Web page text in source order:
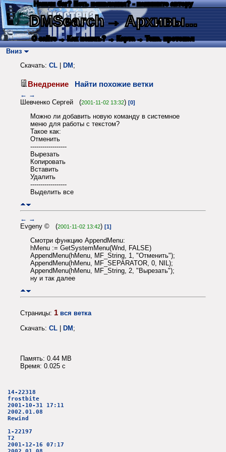
Нашли баг? Есть пожелания? - напишите автору
DMSearch→ Архивы...
О сайте → Как искать? → Карта → Текс. протокол
Вниз
Скачать: CL DM ;
Внедрение Найти похожие ветки
← →
Шевченко Сергей (2001-11-02 13:32) [0]
Можно ли добавить новую команду в системное
меню для работы с текстом?
Такое как:
Отменить
------------------
Вырезать
Копировать
Вставить
Удалить
------------------
Выделить все
← →
Evgeny © (2001-11-02 13:42) [1]
Смотри функцию AppendMenu:
hMenu := GetSystemMenu(Wnd, FALSE)
AppendMenu(hMenu, MF_String, 1, "Отменить");
AppendMenu(hMenu, MF_SEPARATOR, 0, NIL);
AppendMenu(hMenu, MF_String, 2, "Вырезать");
ну и так далее
Страницы: 1 вся ветка
Скачать: CL DM ;
Память: 0.44 MB
Время: 0.025 c
14-22318
frostbite
2001-10-31 17:11
2002.01.08
Rewind
1-22197
T2
2001-12-16 07:17